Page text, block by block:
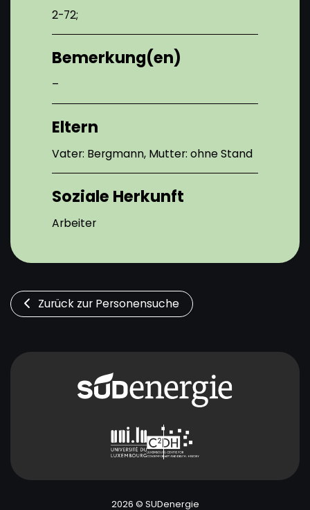
2-72;
Bemerkung(en)
–
Eltern
Vater: Bergmann, Mutter: ohne Stand
Soziale Herkunft
Arbeiter
Zurück zur Personensuche
2026 © SUDenergie